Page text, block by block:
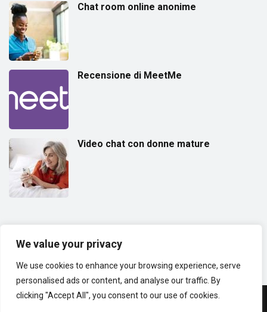
We value your privacy
We use cookies to enhance your browsing experience, serve
personalised ads or content, and analyse our traffic. By
clicking "Accept All", you consent to our use of cookies.
Chat room online anonime
Recensione di MeetMe
Video chat con donne mature
solo agli adulti. Poiché è un sito web di incontri e chat video casuali,
pensato per mettere in contatto persone da tutto il mondo.